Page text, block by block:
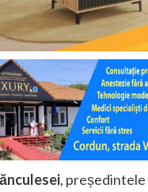
, președintele